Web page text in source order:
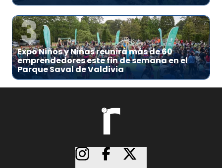
3
Expo Niños y Niñas reunirá más de 60
emprendedores este fin de semana en el
Parque Saval de Valdivia